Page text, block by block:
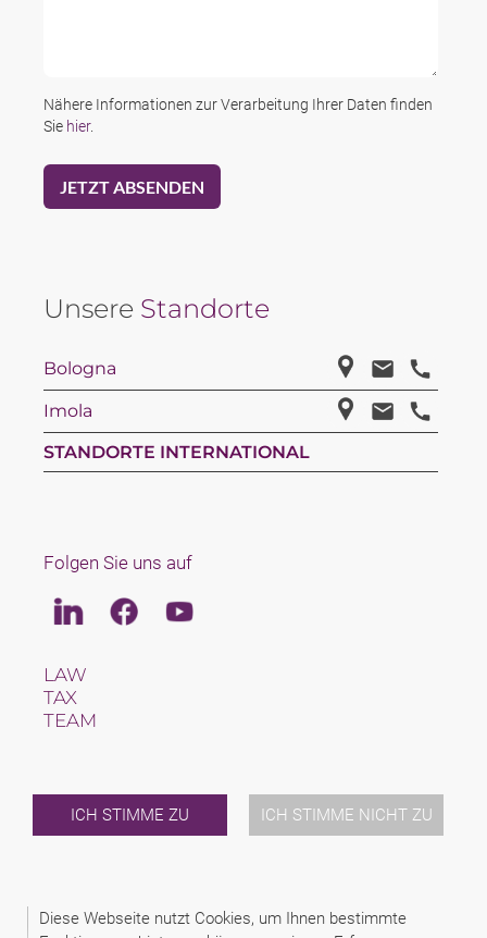
Diese Webseite nutzt Cookies, um Ihnen bestimmte
ICH STIMME ZU ICH STIMME NICHT ZU
Nähere Informationen zur Verarbeitung Ihrer Daten finden
Sie hier.
Unsere Standorte
Bologna
Imola
STANDORTE INTERNATIONAL
Folgen Sie uns auf
LinkedinFacebookYoutube
LAW
TAX
TEAM
NEWS & JUSFUL
VERANSTALTUNGEN
2026 (C) DIKE SCHINDHELM